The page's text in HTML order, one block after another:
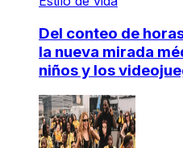
Del conteo de
la nueva mirada
niños y los